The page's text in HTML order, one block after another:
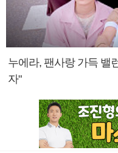
누에라, 팬사랑 가득 밸
자"